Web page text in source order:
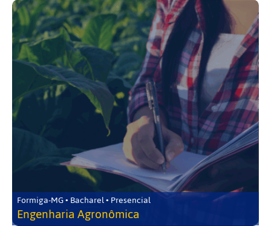
Formiga-MG • Bacharel • Presencial
Engenharia Agronômica